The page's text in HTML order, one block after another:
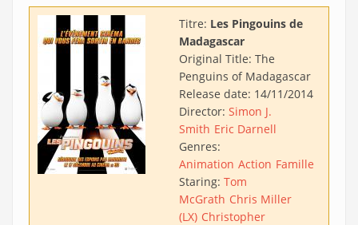
Titre: Les Pingouins de
Madagascar
Original Title: The
Penguins of Madagascar
Release date: 14/11/2014
Director: Simon J.
Smith Eric Darnell
Genres:
Animation Action Famille
Staring: Tom
McGrath Chris Miller
(LX) Christopher